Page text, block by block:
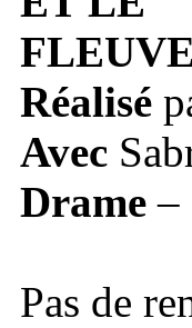
Réalisé
Avec
Drame–
Pas de